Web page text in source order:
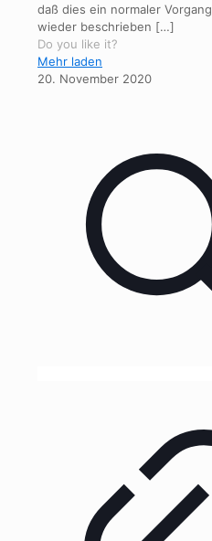
daß dies ein normaler
wieder beschrieben […]
Do you like it?
Mehr laden
20. November 2020